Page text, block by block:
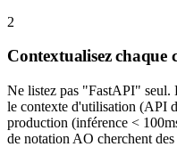
2
Contextualisez chaque
Ne listez pas "FastAPI" seul.
le contexte d'utilisation (API
production (inférence <
de notation AO cherchent